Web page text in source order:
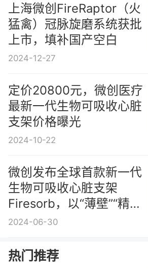
上海微创FireRaptor（火
猛禽）冠脉旋磨系统获批
上市，填补国产空白
2024-12-27
定价20800元，微创医疗
最新一代生物可吸收心脏
支架价格曝光
2024-10-22
微创发布全球首款新一代
生物可吸收心脏支架
Firesorb，以“薄壁”“精准
给药”技术破解“高血栓率”
2024-06-30
热门推荐